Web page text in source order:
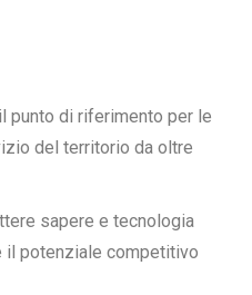
punto di riferimento per le
del territorio da oltre
sapere e tecnologia
il potenziale competitivo